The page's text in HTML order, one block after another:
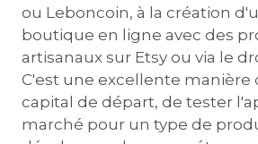
ou Leboncoin, à la création
boutique en ligne avec des
artisanaux sur Etsy ou via le
C'est une excellente manière
capital de départ, de tester
marché pour un type de